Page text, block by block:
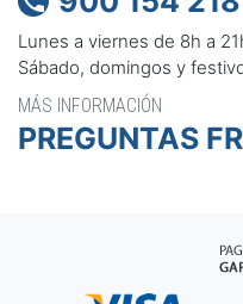
Lunes a viernes de 8h a
Sábado, domingos y
MÁS INFORMACIÓN
PREGUNTAS